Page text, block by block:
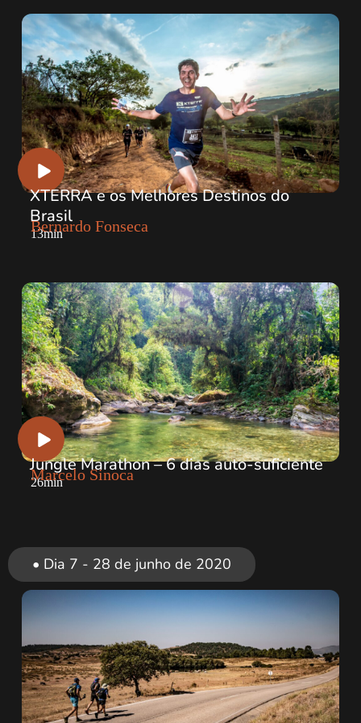
XTERRA e os Melhores Destinos do
Brasil
Bernardo Fonseca
13min
Jungle Marathon – 6 dias auto-suficiente
Marcelo Sinoca
26min
• Dia 7 - 28 de junho de 2020